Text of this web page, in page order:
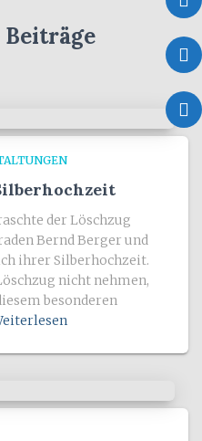
der Löschzug
Bernd Berger und
ihrer Silberhochzeit.
nicht nehmen,
besonderen